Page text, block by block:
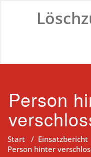
Person
Start / Einsatzbericht
Person hinter